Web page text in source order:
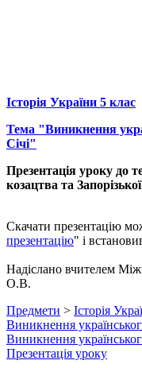
Історія України 5 клас
Тема "Виникнення
Січі"
Презентація уроку до
козацтва та
Cкачати презентацію
презентацію" і
Надіслано вчителем
О.В.
Предмети > Історія
Виникнення
Виникнення
Презентація уроку